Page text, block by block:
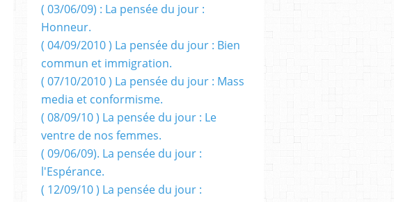
( 03/06/09) : La pensée du jour :
Honneur.
( 04/09/2010 ) La pensée du jour : Bien
commun et immigration.
( 07/10/2010 ) La pensée du jour : Mass
media et conformisme.
( 08/09/10 ) La pensée du jour : Le
ventre de nos femmes.
( 09/06/09). La pensée du jour :
l'Espérance.
( 12/09/10 ) La pensée du jour :